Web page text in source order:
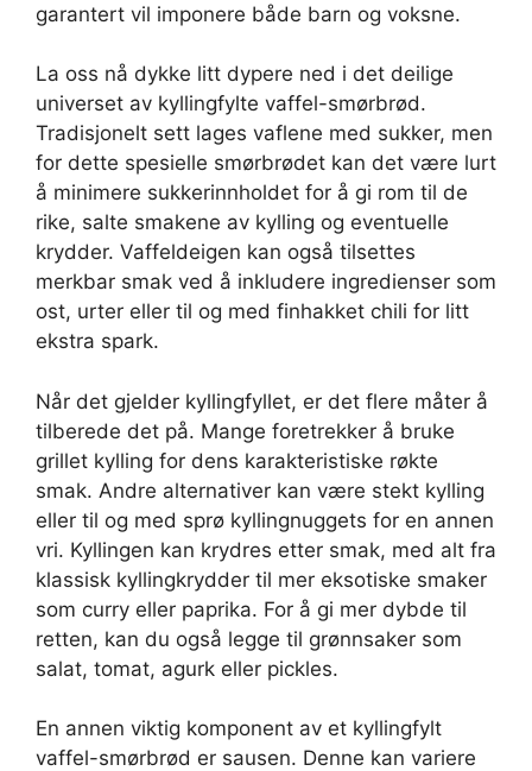
garantert vil imponere både barn og voksne.
La oss nå dykke litt dypere ned i det deilige
universet av kyllingfylte vaffel-smørbrød.
Tradisjonelt sett lages vaflene med sukker, men
for dette spesielle smørbrødet kan det være lurt
å minimere sukkerinnholdet for å gi rom til de
rike, salte smakene av kylling og eventuelle
krydder. Vaffeldeigen kan også tilsettes
merkbar smak ved å inkludere ingredienser som
ost, urter eller til og med finhakket chili for litt
ekstra spark.
Når det gjelder kyllingfyllet, er det flere måter å
tilberede det på. Mange foretrekker å bruke
grillet kylling for dens karakteristiske røkte
smak. Andre alternativer kan være stekt kylling
eller til og med sprø kyllingnuggets for en annen
vri. Kyllingen kan krydres etter smak, med alt fra
klassisk kyllingkrydder til mer eksotiske smaker
som curry eller paprika. For å gi mer dybde til
retten, kan du også legge til grønnsaker som
salat, tomat, agurk eller pickles.
En annen viktig komponent av et kyllingfylt
vaffel-smørbrød er sausen. Denne kan variere